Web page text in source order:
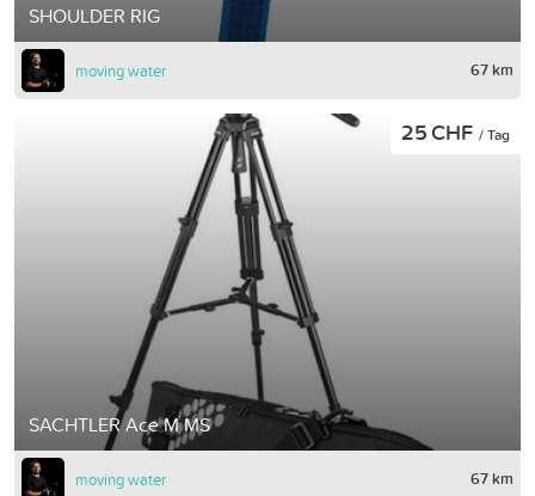
SHOULDER RIG
moving water 67 km
SACHTLER Ace M MS
25 CHF / Tag
moving water 67 km